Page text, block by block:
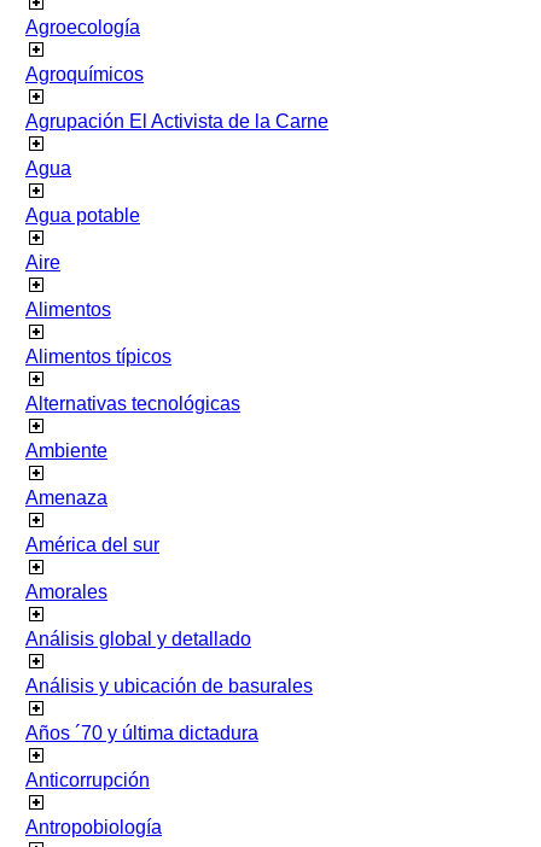
Agroecología
Agroquímicos
Agrupación El Activista de la Carne
Agua
Agua potable
Aire
Alimentos
Alimentos típicos
Alternativas tecnológicas
Ambiente
Amenaza
América del sur
Amorales
Análisis global y detallado
Análisis y ubicación de basurales
Años ´70 y última dictadura
Anticorrupción
Antropobiología